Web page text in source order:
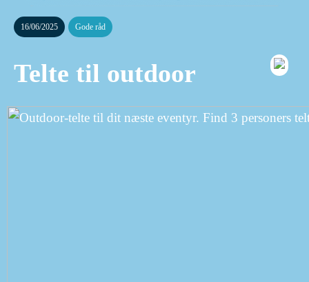
16/06/2025 Gode råd
Telte til outdoor